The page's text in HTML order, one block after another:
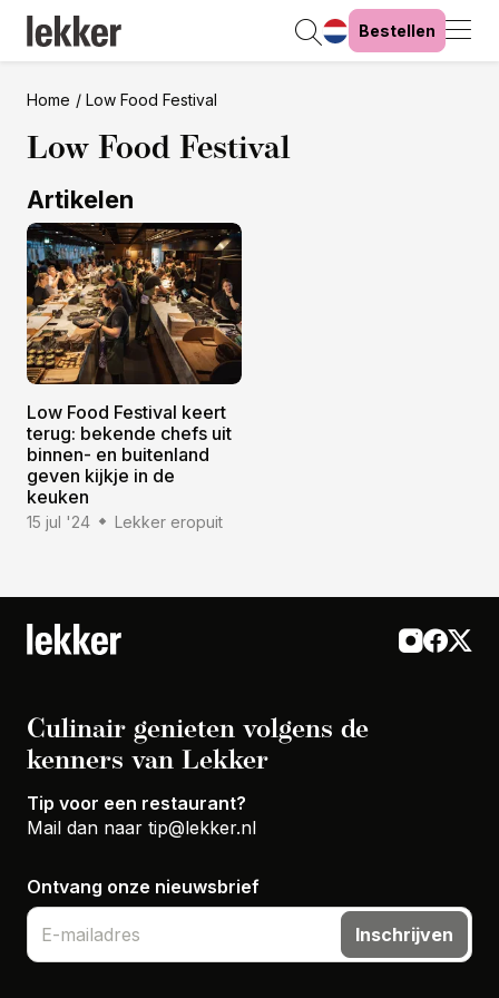
Bestellen
Home Low Food Festival
Low Food Festival
Artikelen
Low Food Festival keert
terug: bekende chefs uit
binnen- en buitenland
geven kijkje in de
keuken
15 jul '24 Lekker eropuit
Culinair genieten volgens de
kenners van Lekker
Tip voor een restaurant?
Mail dan naar tip@lekker.nl
Ontvang onze nieuwsbrief
Inschrijven